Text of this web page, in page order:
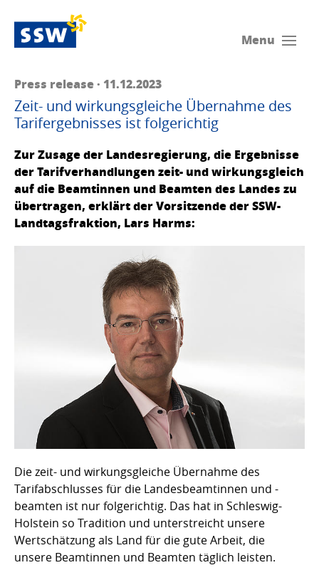
Menu
Press release · 11.12.2023
Zeit- und wirkungsgleiche Übernahme des
Tarifergebnisses ist folgerichtig
Zur Zusage der Landesregierung, die Ergebnisse
der Tarifverhandlungen zeit- und wirkungsgleich
auf die Beamtinnen und Beamten des Landes zu
übertragen, erklärt der Vorsitzende der SSW-
Landtagsfraktion, Lars Harms:
Die zeit- und wirkungsgleiche Übernahme des
Tarifabschlusses für die Landesbeamtinnen und -
beamten ist nur folgerichtig. Das hat in Schleswig-
Holstein so Tradition und unterstreicht unsere
Wertschätzung als Land für die gute Arbeit, die
unsere Beamtinnen und Beamten täglich leisten.